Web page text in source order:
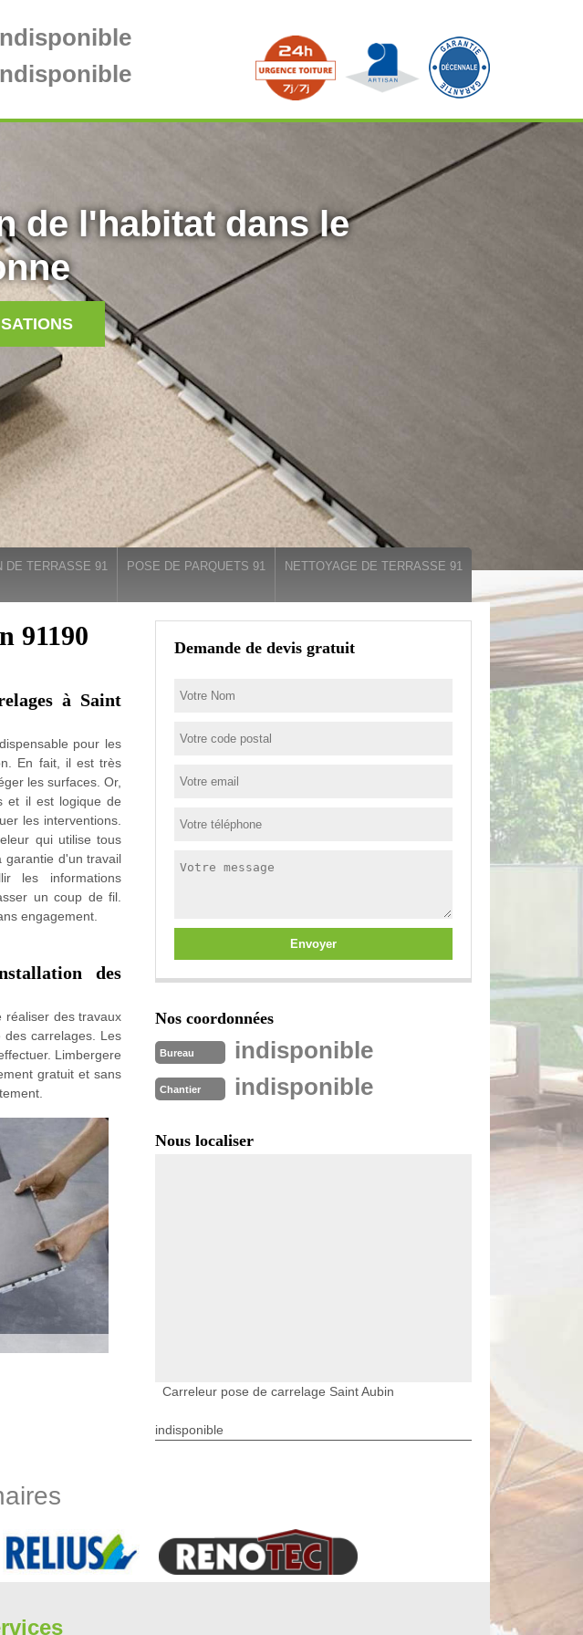
de l'habitat dans le
DE TERRASSE 91 POSE DE PARQUETS 91 NETTOYAGE DE TERRASSE 91
91190
à Saint
pour les
En fait, il est très
les surfaces. Or,
et il est logique de
les interventions.
qui utilise tous
garantie d'un travail
les informations
un coup de fil.
engagement.
des
réaliser des travaux
carrelages. Les
Limbergere
gratuit et sans
que l'humidité y est
sembler simples,
Demande de devis gratuit
Nos coordonnées
Bureau indisponible
Chantier indisponible
Nous localiser
Carreleur pose de carrelage Saint Aubin
indisponible